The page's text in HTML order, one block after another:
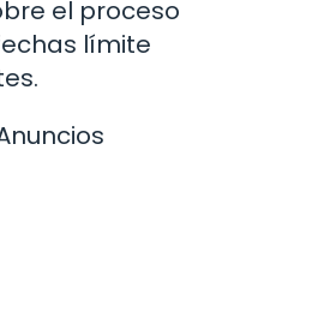
el proceso
límite